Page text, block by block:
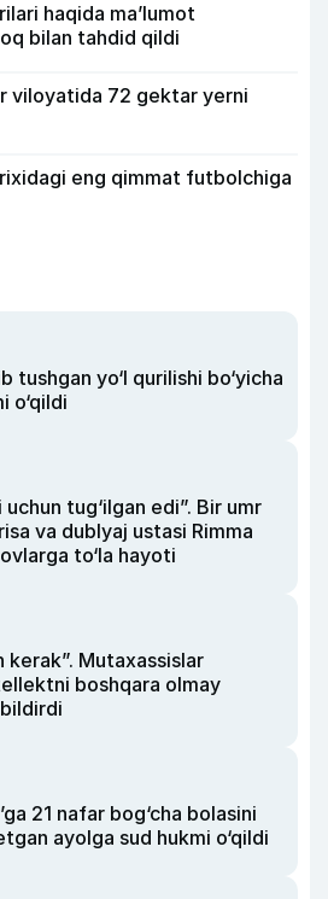
haqida ma’lumot
bilan tahdid qildi
viloyatida 72 gektar yerni
eng qimmat futbolchiga
tushgan yo‘l qurilishi bo‘yicha
o‘qildi
tug‘ilgan edi”. Bir umr
va dublyaj ustasi Rimma
to‘la hayoti
kerak”. Mutaxassislar
boshqara olmay
21 nafar bog‘cha bolasini
ayolga sud hukmi o‘qildi